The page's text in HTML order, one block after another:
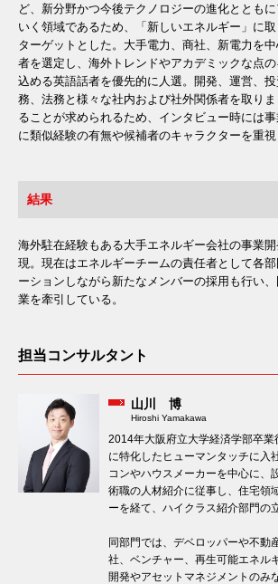
ど、新分野かつ今後テクノロジーの進化ととも
いく領域であるため、「新しいエネルギー」に
ターゲットとした。大手電力、商社、新電力を
者を選定し、海外トレンドやアカデミックな点
込める英語話者を優先的に人選。開発、運営、
務、法務と様々な社内および社外関係者を取り
ることが求められるため、インタビュー時には
に類似経験の有無や候補者のキャラクターを重視
結果
海外駐在経験もある大手エネルギー会社の事業
現。現在はエネルギーチームの責任者として各
ーションしながら新たなメンバーの採用も行い
業を牽引している。
担当コンサルタント
山川 博
Hiroshi Yamakawa
2014年大阪府立大学経済学部卒
に特化したヒューマンタッチに入
コンやハウスメーカーを中心に、
術職の人材紹介に従事し、住宅領
ーを経て、ハイクラス紹介部門の
同部門では、デベロッパーや不動
社、ベンチャー、再生可能エネル
開発やアセットマネジメントのみ